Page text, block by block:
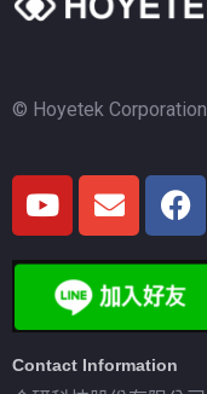
© Hoyetek Corporation
Contact Information